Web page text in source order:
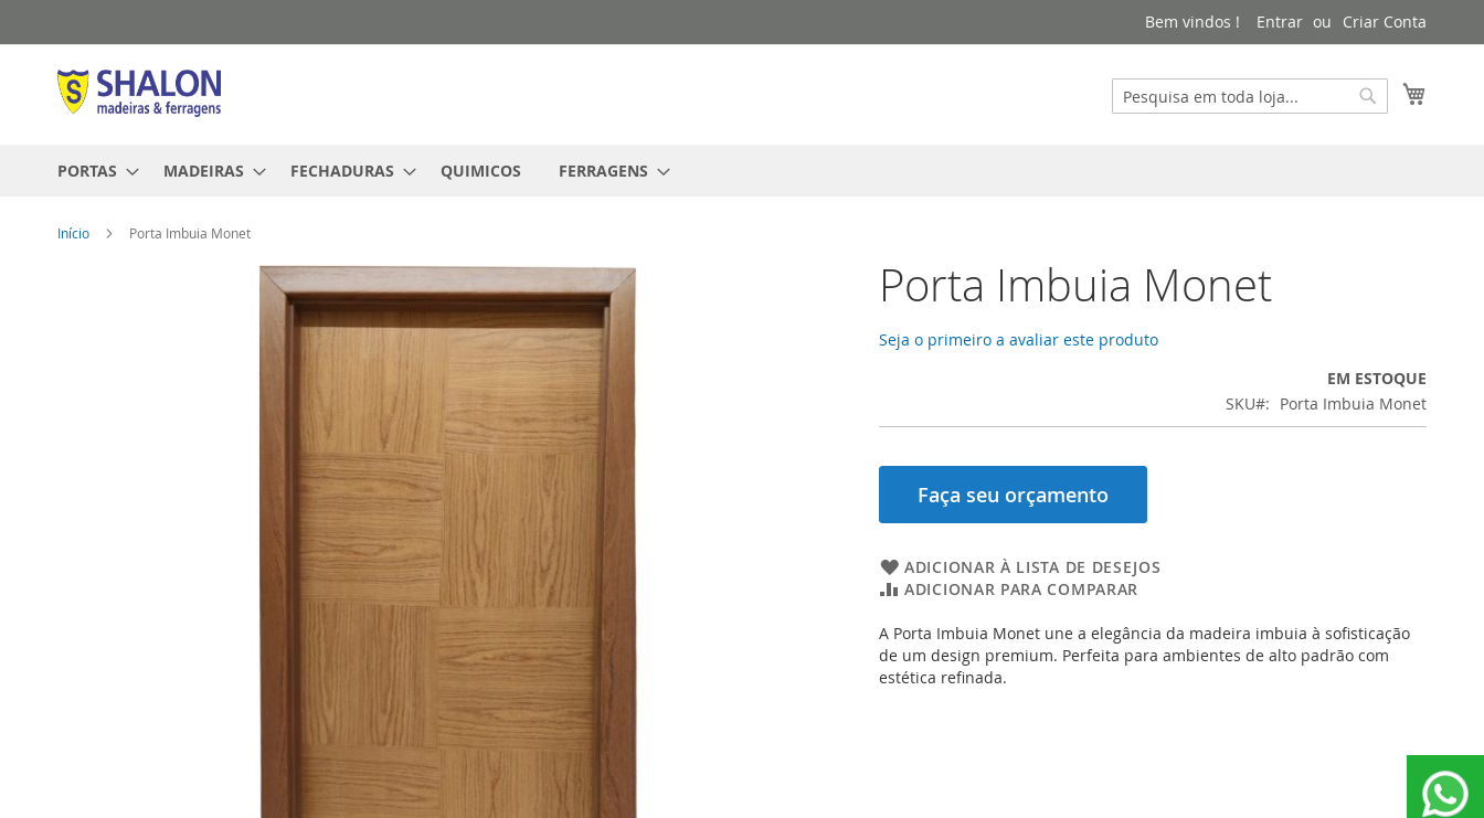
para
o
conteúdo
Bem vindos ! Entrar Criar Conta
Pesquisa
PORTAS MADEIRAS FECHADURAS QUIMICOS FERRAGENS
Início Porta Imbuia Monet
Porta Imbuia Monet
Seja o primeiro a avaliar este produto
EM ESTOQUE
SKU
Porta Imbuia Monet
Faça seu orçamento
ADICIONAR À LISTA DE DESEJOS
ADICIONAR PARA COMPARAR
A Porta Imbuia Monet une a elegância da madeira imbuia à sofisticação
de um design premium. Perfeita para ambientes de alto padrão com
estética refinada.